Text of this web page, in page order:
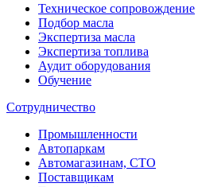
Техническое сопровождение
Подбор масла
Экспертиза масла
Экспертиза топлива
Аудит оборудования
Обучение
Сотрудничество
Промышленности
Автопаркам
Автомагазинам, СТО
Поставщикам